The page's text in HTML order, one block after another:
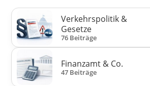
Verkehrspolitik &
Gesetze
76 Beiträge
Finanzamt & Co.
47 Beiträge